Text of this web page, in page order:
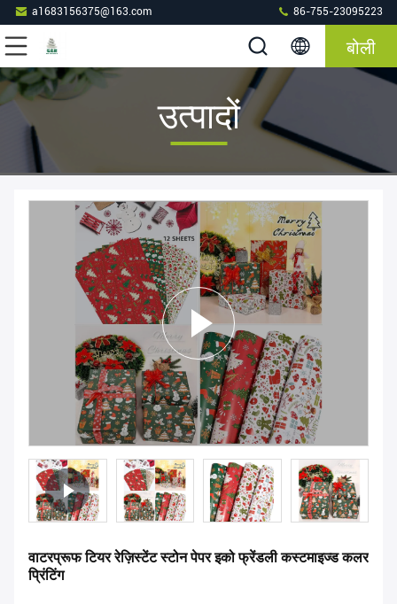
a1683156375@163.com 86-755-23095223
बोली
उत्पादों
वाटरप्रूफ टियर रेज़िस्टेंट स्टोन पेपर इको फ्रेंडली कस्टमाइज्ड कलर
प्रिंटिंग